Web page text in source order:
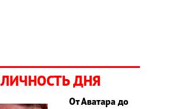
ЛИЧНОСТЬ ДНЯ
От Аватара до